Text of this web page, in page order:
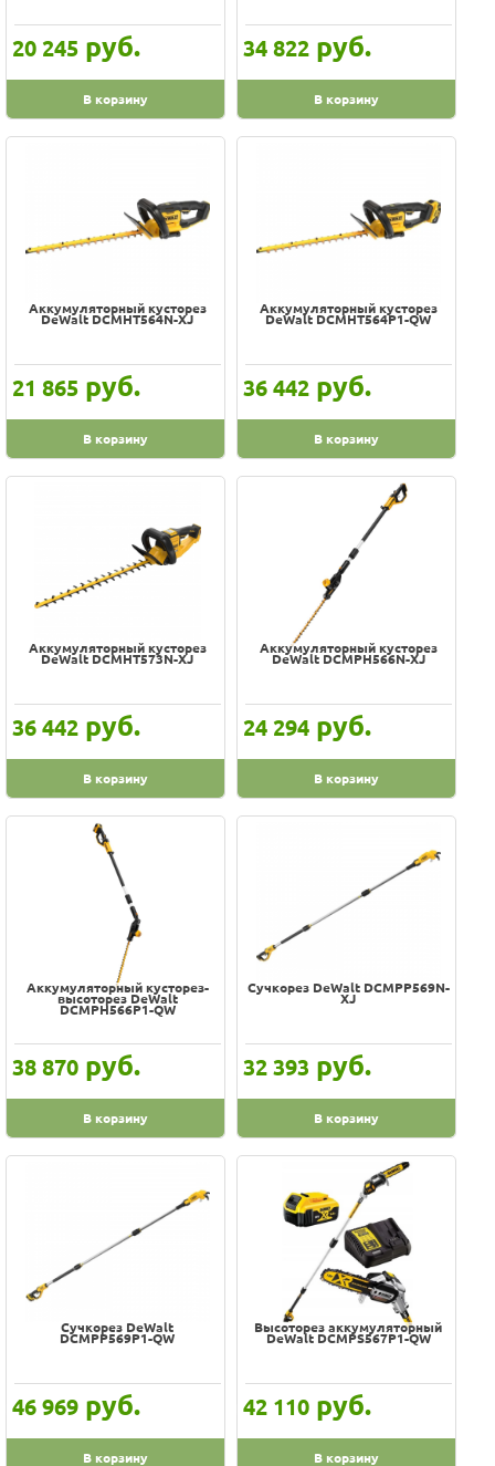
20 245 руб.
В корзину
34 822 руб.
В корзину
Аккумуляторный кусторез
DeWalt DCMHT564N-XJ
21 865 руб.
В корзину
Аккумуляторный кусторез
DeWalt DCMHT564P1-QW
36 442 руб.
В корзину
Аккумуляторный кусторез
DeWalt DCMHT573N-XJ
36 442 руб.
В корзину
Аккумуляторный кусторез
DeWalt DCMPH566N-XJ
24 294 руб.
В корзину
Аккумуляторный кусторез-
высоторез DeWalt
DCMPH566P1-QW
38 870 руб.
В корзину
Сучкорез DeWalt DCMPP569N-
XJ
32 393 руб.
В корзину
Сучкорез DeWalt
DCMPP569P1-QW
46 969 руб.
В корзину
Высоторез аккумуляторный
DeWalt DCMPS567P1-QW
42 110 руб.
В корзину